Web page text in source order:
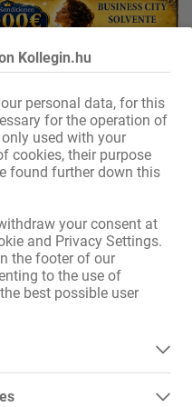
Kollegin.hu
personal data, for this
for the operation of
used with your
cookies, their purpose
found further down this
your consent at
and Privacy Settings.
the footer of our
to the use of
best possible user
for the operation of
1
Lehetöség